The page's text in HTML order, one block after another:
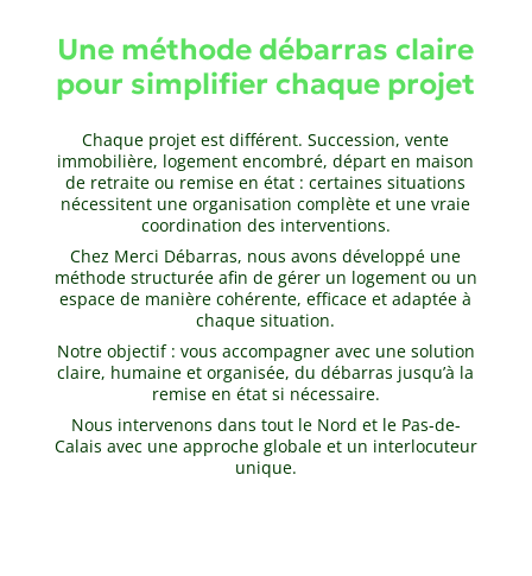
Une méthode débarras claire
pour simplifier chaque projet
Chaque projet est différent. Succession, vente
immobilière, logement encombré, départ en maison
de retraite ou remise en état : certaines situations
nécessitent une organisation complète et une vraie
coordination des interventions.
Chez Merci Débarras, nous avons développé une
méthode structurée afin de gérer un logement ou un
espace de manière cohérente, efficace et adaptée à
chaque situation.
Notre objectif : vous accompagner avec une solution
claire, humaine et organisée, du débarras jusqu’à la
remise en état si nécessaire.
Nous intervenons dans tout le Nord et le Pas-de-
Calais avec une approche globale et un interlocuteur
unique.